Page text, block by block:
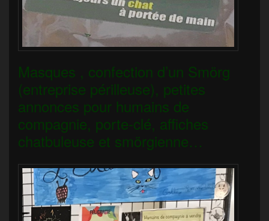
Masques , confection d’un Smörg
(entreprise périlleuse), petites
annonces pour humains de
compagnie, porte-clé, affiches
chatbuleuse et smörgienne…